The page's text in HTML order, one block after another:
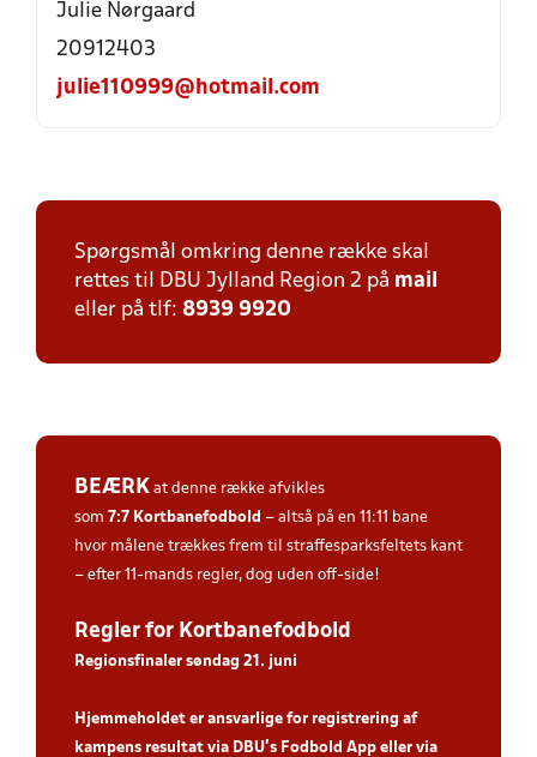
Julie Nørgaard
20912403
julie110999@hotmail.com
Spørgsmål omkring denne række skal
rettes til DBU Jylland Region 2 på mail
eller på tlf: 8939 9920
BEÆRK at denne række afvikles
som 7:7 Kortbanefodbold – altså på en 11:11 bane
hvor målene trækkes frem til straffesparksfeltets kant
– efter 11-mands regler, dog uden off-side!
Regler for Kortbanefodbold
Regionsfinaler søndag 21. juni
Hjemmeholdet er ansvarlige for registrering af
kampens resultat via DBU’s Fodbold App eller via